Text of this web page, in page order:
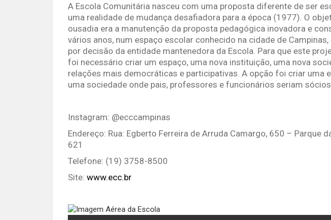
A Escola Comunitária nasceu com uma proposta diferente de ser
uma realidade de mudança desafiadora para a época (1977). O
ousadia era a manutenção da proposta pedagógica inovadora e
vários anos, num espaço escolar conhecido na cidade de
por decisão da entidade mantenedora da Escola. Para que este
foi necessário criar um espaço, uma nova instituição, uma nova
relações mais democráticas e participativas. A opção foi criar uma
uma sociedade onde pais, professores e funcionários seriam sócios.
Instagram: @ecccampinas
Endereço: Rua: Egberto Ferreira de Arruda Camargo, 650 – Parque
621
Telefone: (19) 3758-8500
Site: www.ecc.br